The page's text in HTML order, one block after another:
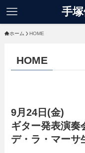
手
ホーム HOME
HOME
9月24日(金)
ギター発表演奏
デ・ラ・マーサ